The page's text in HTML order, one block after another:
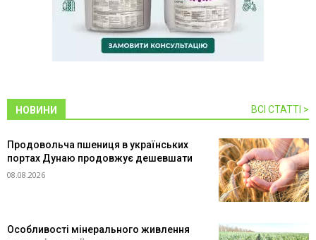
НОВИНИ ВСІ СТАТТІ >
Продовольча пшениця в українських
портах Дунаю продовжує дешевшати
08.08.2026
Особливості мінерального живлення